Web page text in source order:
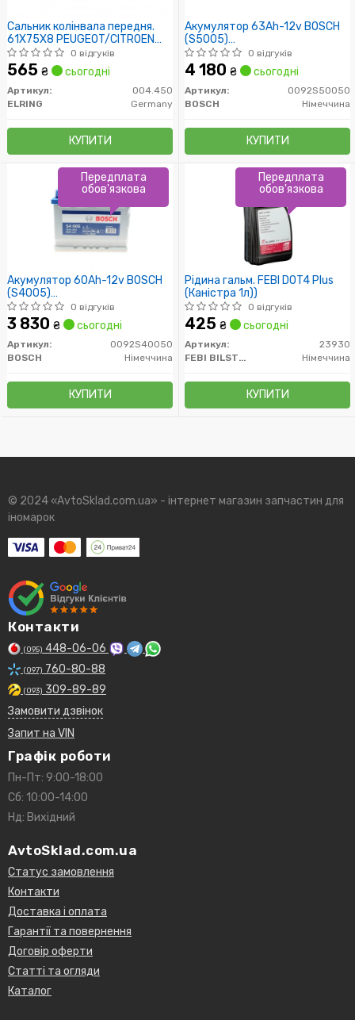
Сальник колінвала передня.
61X75X8 PEUGEOT/CITROEN
1.4-1.6 2006-0 відгуків
565 ₴ сьогодні
Артикул:
004.450
ELRING
Germany
КУПИТИ
Акумулятор 63Ah-12v BOSCH
(S5005)
(242x175x190),R,EN610
0 відгуків
4 180 ₴ сьогодні
Артикул:
0092S50050
BOSCH
Німеччина
КУПИТИ
Акумулятор 60Ah-12v BOSCH
(S4005)
(242x175x190),R,EN540
0 відгуків
3 830 ₴ сьогодні
Артикул:
0092S40050
BOSCH
Німеччина
КУПИТИ
Передплата
обов'язкова
Рідина гальм. FEBI DOT4 Plus
(Каністра 1л))
0 відгуків
425 ₴ сьогодні
Артикул:
23930
FEBI BILSTEIN
Німеччина
КУПИТИ
Передплата
обов'язкова
© 2024 «AvtoSklad.com.ua» - інтернет магазин запчастин для
іномарок
Контакти
(095) 448-06-06
(097) 760-80-88
(093) 309-89-89
Замовити дзвінок
Запит на VIN
Графік роботи
Пн-Пт: 9:00-18:00
Сб: 10:00-14:00
Нд: Вихідний
AvtoSklad.com.ua
Статус замовлення
Контакти
Доставка і оплата
Гарантії та повернення
Договір оферти
Статті та огляди
Каталог